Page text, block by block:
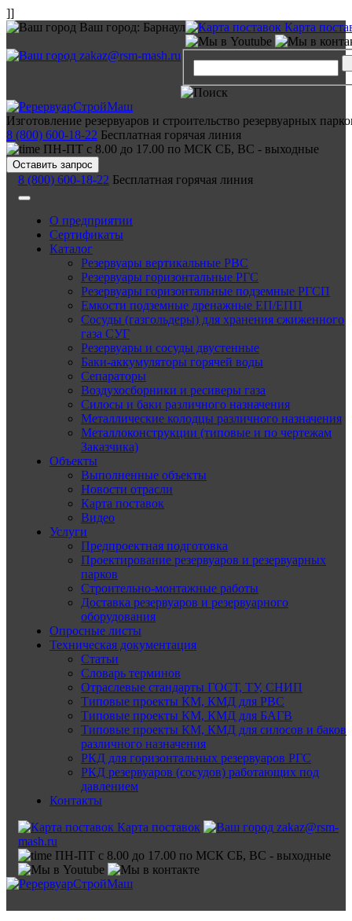
]]
Ваш город: Барнаул Карта
zakaz@rsm-mash.ru
Изготовление резервуаров и строительство резервуарных
8 (800) 600-18-22 Бесплатная горячая линия
ПН-ПТ с 8.00 до 17.00 по МСК СБ, ВС - выходные
Оставить запрос
8 (800) 600-18-22 Бесплатная горячая линия
О предприятии
Сертификаты
Каталог
Резервуары вертикальные РВС
Резервуары горизонтальные РГС
Резервуары горизонтальные подземные РГСП
Емкости подземные дренажные ЕП/ЕПП
Сосуды (газгольдеры) для хранения сжиженного
газа СУГ
Резервуары и сосуды двустенные
Баки-аккумуляторы горячей воды
Сепараторы
Воздухосборники и ресиверы газа
Силосы и баки различного назначения
Металлические колодцы различного назначения
Металлоконструкции (типовые и по чертежам
Заказчика)
Объекты
Выполненные объекты
Новости отрасли
Карта поставок
Видео
Услуги
Предпроектная подготовка
Проектирование резервуаров и резервуарных
парков
Строительно-монтажные работы
Доставка резервуаров и резервуарного
оборудования
Опросные листы
Техническая документация
Статьи
Словарь терминов
Отраслевые стандарты ГОСТ, ТУ, СНИП
Типовые проекты КМ, КМД для РВС
Типовые проекты КМ, КМД для БАГВ
Типовые проекты КМ, КМД для силосов и баков
различного назначения
РКД для горизонтальных резервуаров РГС
РКД резервуаров (сосудов) работающих под
давлением
Контакты
Карта поставок
zakaz@rsm-
mash.ru
ПН-ПТ с 8.00 до 17.00 по МСК СБ, ВС - выходные